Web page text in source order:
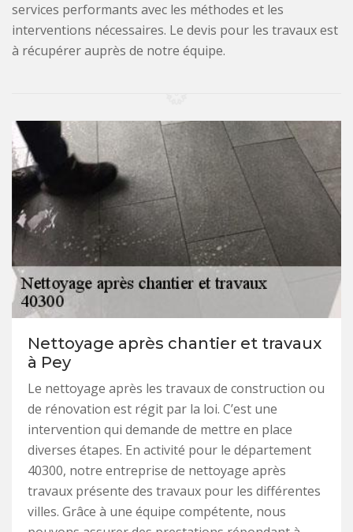
services performants avec les méthodes et les
interventions nécessaires. Le devis pour les travaux est
à récupérer auprès de notre équipe.
Nettoyage après chantier et travaux
à Pey
Le nettoyage après les travaux de construction ou
de rénovation est régit par la loi. C’est une
intervention qui demande de mettre en place
diverses étapes. En activité pour le département
40300, notre entreprise de nettoyage après
travaux présente des travaux pour les différentes
villes. Grâce à une équipe compétente, nous